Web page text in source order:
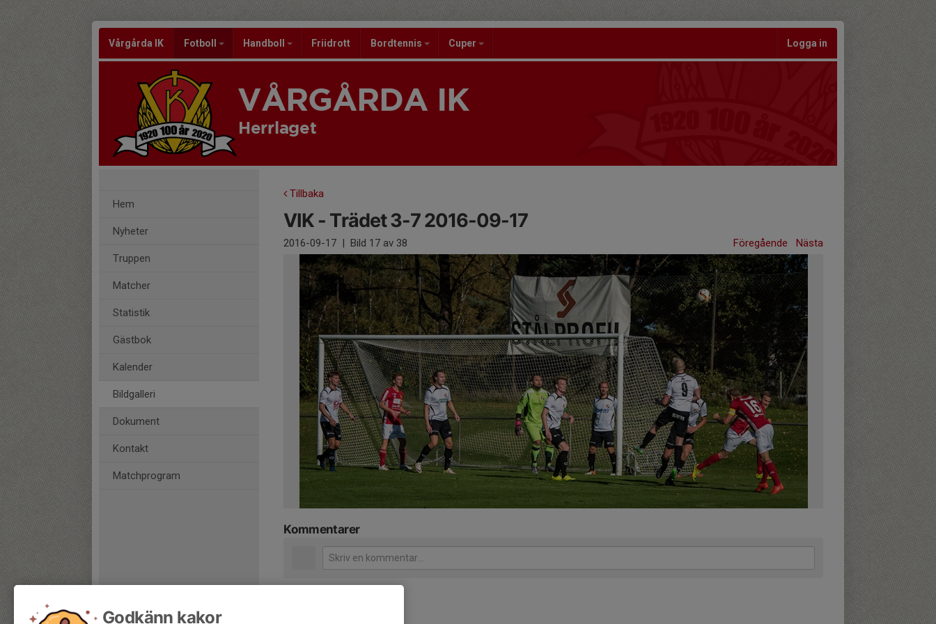
Vårgårda IK Fotboll Handboll Friidrott Bordtennis Cuper Logga in
VÅRGÅRDA IK
Herrlaget
Hem
Nyheter
Truppen
Matcher
Statistik
Gästbok
Kalender
Bildgalleri
Dokument
Kontakt
Matchprogram
Tillbaka
VIK - Trädet 3-7 2016-09-17
2016-09-17 | Bild 17 av 38 Föregående Nästa
Kommentarer
Godkänn kakor